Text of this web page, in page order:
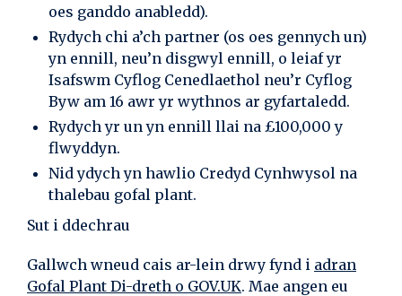
oes ganddo anabledd).
Rydych chi a’ch partner (os oes gennych un)
yn ennill, neu’n disgwyl ennill, o leiaf yr
Isafswm Cyflog Cenedlaethol neu’r Cyflog
Byw am 16 awr yr wythnos ar gyfartaledd.
Rydych yr un yn ennill llai na £100,000 y
flwyddyn.
Nid ydych yn hawlio Credyd Cynhwysol na
thalebau gofal plant.
Sut i ddechrau
Gallwch wneud cais ar-lein drwy fynd i adran
Gofal Plant Di-dreth o GOV.UK. Mae angen eu